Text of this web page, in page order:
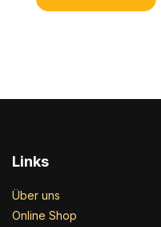
Links
Über uns
Online Shop